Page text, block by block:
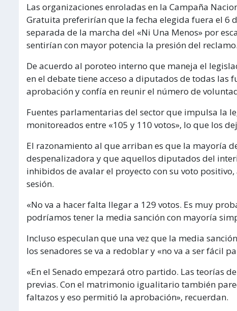
Las organizaciones enroladas en la Campaña
Gratuita preferirían que la fecha elegida fuera el 6
separada de la marcha del «Ni Una Menos» por
sentirían con mayor potencia la presión del reclamo.
De acuerdo al poroteo interno que maneja el
en el debate tiene acceso a diputados de todas las
aprobación y confía en reunir el número de
Fuentes parlamentarias del sector que impulsa la
monitoreados entre «105 y 110 votos», lo que los
El razonamiento al que arriban es que la mayoría
despenalizadora y que aquellos diputados del
inhibidos de avalar el proyecto con su voto
sesión.
«No va a hacer falta llegar a 129 votos. Es muy
podríamos tener la media sanción con mayoría
Incluso especulan que una vez que la media
los senadores se va a redoblar y «no va a ser fácil
«En el Senado empezará otro partido. Las teorías
previas. Con el matrimonio igualitario también
faltazos y eso permitió la aprobación», recuerdan.